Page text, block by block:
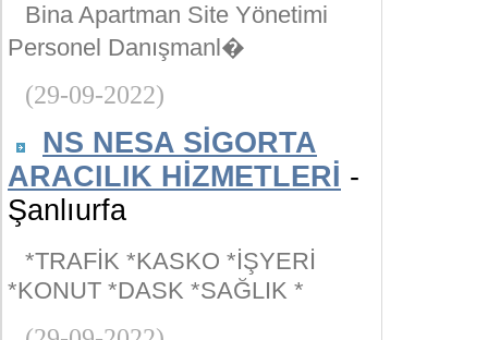
Bina Apartman Site Yönetimi
Personel Danışmanl�
(29-09-2022)
NS NESA SİGORTA
ARACILIK HİZMETLERİ -
Şanlıurfa
*TRAFİK *KASKO *İŞYERİ
*KONUT *DASK *SAĞLIK *